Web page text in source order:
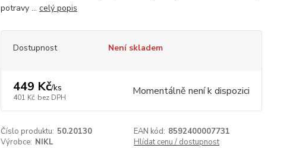
potravy ... celý popis
Dostupnost Není skladem
449 Kč/ks
401 Kč bez DPH Momentálně není k dispozici
Číslo produktu: 50.20130 EAN kód: 8592400007731
Výrobce: NIKL Hlídat cenu / dostupnost